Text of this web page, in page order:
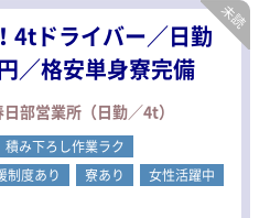
飲料
川県・東京都
＞
経験の方でもご安心くだ
運転できるよう、しっか
ポートします。
ドライバーとの「同乗研
ートし、実践的に学べる
4tドライバー／日勤
／格安単身寮完備
部営業所（日勤／4t）
積み下ろし作業ラク
制度あり 寮あり
女性活躍中